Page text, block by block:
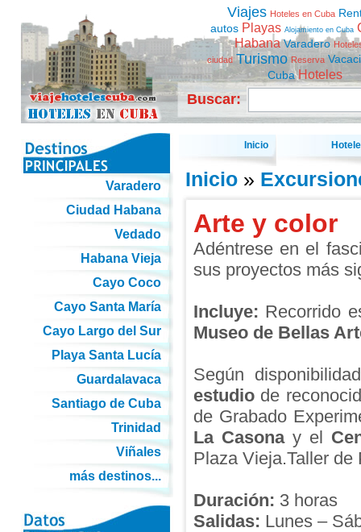
Viajes Hoteles en Cuba
autos Playas Alojamiento en Cuba
Habana Varadero
ciudad Turismo Reserva
Cuba Hoteles
Buscar:
Inicio
Inicio»
Arte y color
Adéntrese en el
sus proyectos más
Incluye: Recorrido
Museo de Bellas
Según
estudiode
de Grabado
La Casonay el
Plaza Vieja.Taller
Duración: 3 horas
Salidas: Lunes –
Varadero
Ciudad Habana
Vedado
Habana Vieja
Cayo Coco
Cayo Santa María
Cayo Largo del Sur
Playa Santa Lucía
Guardalavaca
Santiago de Cuba
Trinidad
Viñales
más destinos...